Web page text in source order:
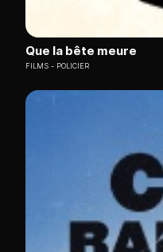
Que la bête meure
FILMS POLICIER